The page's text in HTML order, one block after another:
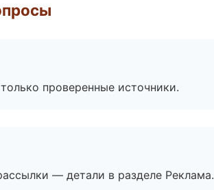
проверенные источники.
— детали в разделе Реклама.